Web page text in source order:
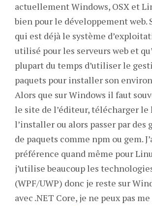
actuellement Windows, OSX et
bien pour le développement web.
qui est déjà le système
utilisé pour les serveurs web et
plupart du temps d’utiliser le
paquets pour installer son
Alors que sur Windows il faut
le site de l’éditeur, télécharger
l’installer ou alors passer par des
de paquets comme npm ou gem.
préférence quand même pour
j’utilise beaucoup les
(WPF/UWP) donc je reste sur
avec .NET Core, je ne peux pas